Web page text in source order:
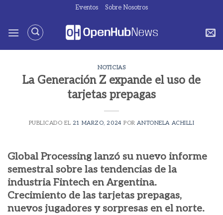
contenido
Eventos Sobre Nosotros
NOTICIAS
La Generación Z expande el uso de
tarjetas prepagas
PUBLICADO EL 21 MARZO, 2024 POR ANTONELA ACHILLI
Global Processing lanzó su nuevo informe
semestral sobre las tendencias de la
industria Fintech en Argentina.
Crecimiento de las tarjetas prepagas,
nuevos jugadores y sorpresas en el norte.